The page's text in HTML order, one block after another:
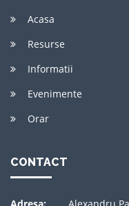
Acasa
Resurse
Informatii
Evenimente
Orar
CONTACT